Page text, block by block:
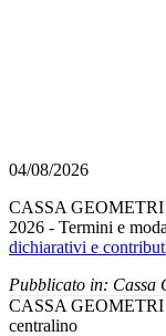
04/08/2026
CASSA GEOMETRI
2026 - Termini e
dichiarativi e
Pubblicato in: Cassa
CASSA GEOMETRI
centralino